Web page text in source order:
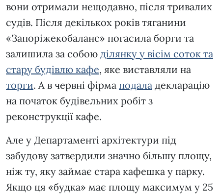
вони отримали нещодавно, після тривалих
судів. Після декількох років тяганини
«Запоріжекобаланс» погасила борги та
залишила за собою ділянку у вісім соток та
стару будівлю кафе, яке виставляли на
торги. А в червні фірма подала декларацію
на початок будівельних робіт з
реконструкції кафе.
Але у Департаменті архітектури під
забудову затвердили значно більшу площу,
ніж ту, яку займає стара кафешка у парку.
Якщо ця «будка» має площу максимум у 25